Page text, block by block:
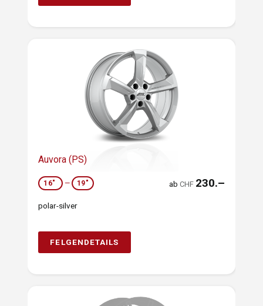
Auvora (PS)
16" — 19" abCHF 230.–
polar-silver
FELGENDETAILS